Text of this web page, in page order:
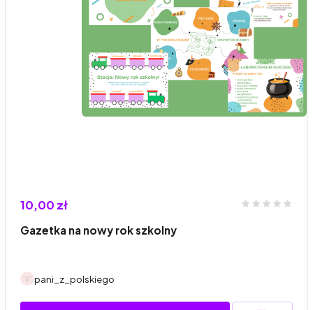
10,00 zł
Gazetka na nowy rok szkolny
pani_z_polskiego